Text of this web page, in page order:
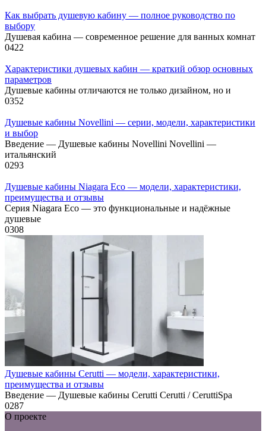
Как выбрать душевую кабину — полное руководство по
выбору
Душевая кабина — современное решение для ванных комнат
0422
Характеристики душевых кабин — краткий обзор основных
параметров
Душевые кабины отличаются не только дизайном, но и
0352
Душевые кабины Novellini — серии, модели, характеристики
и выбор
Введение — Душевые кабины Novellini Novellini —
итальянский
0293
Душевые кабины Niagara Eco — модели, характеристики,
преимущества и отзывы
Серия Niagara Eco — это функциональные и надёжные
душевые
0308
Душевые кабины Cerutti — модели, характеристики,
преимущества и отзывы
Введение — Душевые кабины Cerutti Cerutti / CeruttiSpa
0287
О проекте